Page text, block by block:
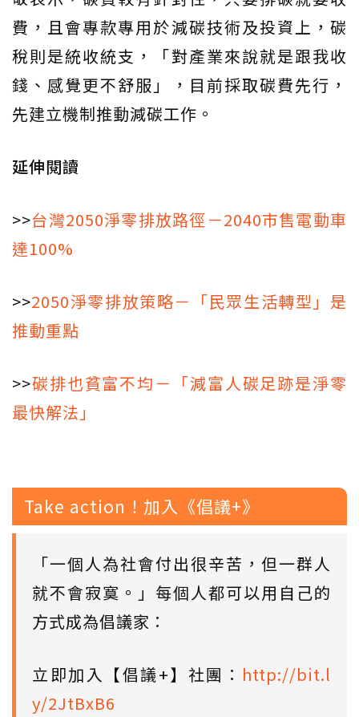
費，且會專款專用於減碳技術及投資上，碳
稅則是統收統支，「對產業來說就是跟我收
錢、感覺更不舒服」，目前採取碳費先行，
先建立機制推動減碳工作。
延伸閱讀
>>台灣2050淨零排放路徑－2040市售電動車
達100%
>>2050淨零排放策略－「民眾生活轉型」是
推動重點
>>碳排也貧富不均－「減富人碳足跡是淨零
最快解法」
Take action！加入《倡議+》
「一個人為社會付出很辛苦，但一群人
就不會寂寞。」每個人都可以用自己的
方式成為倡議家：
立即加入【倡議+】社團： http://bit.l
y/2JtBxB6